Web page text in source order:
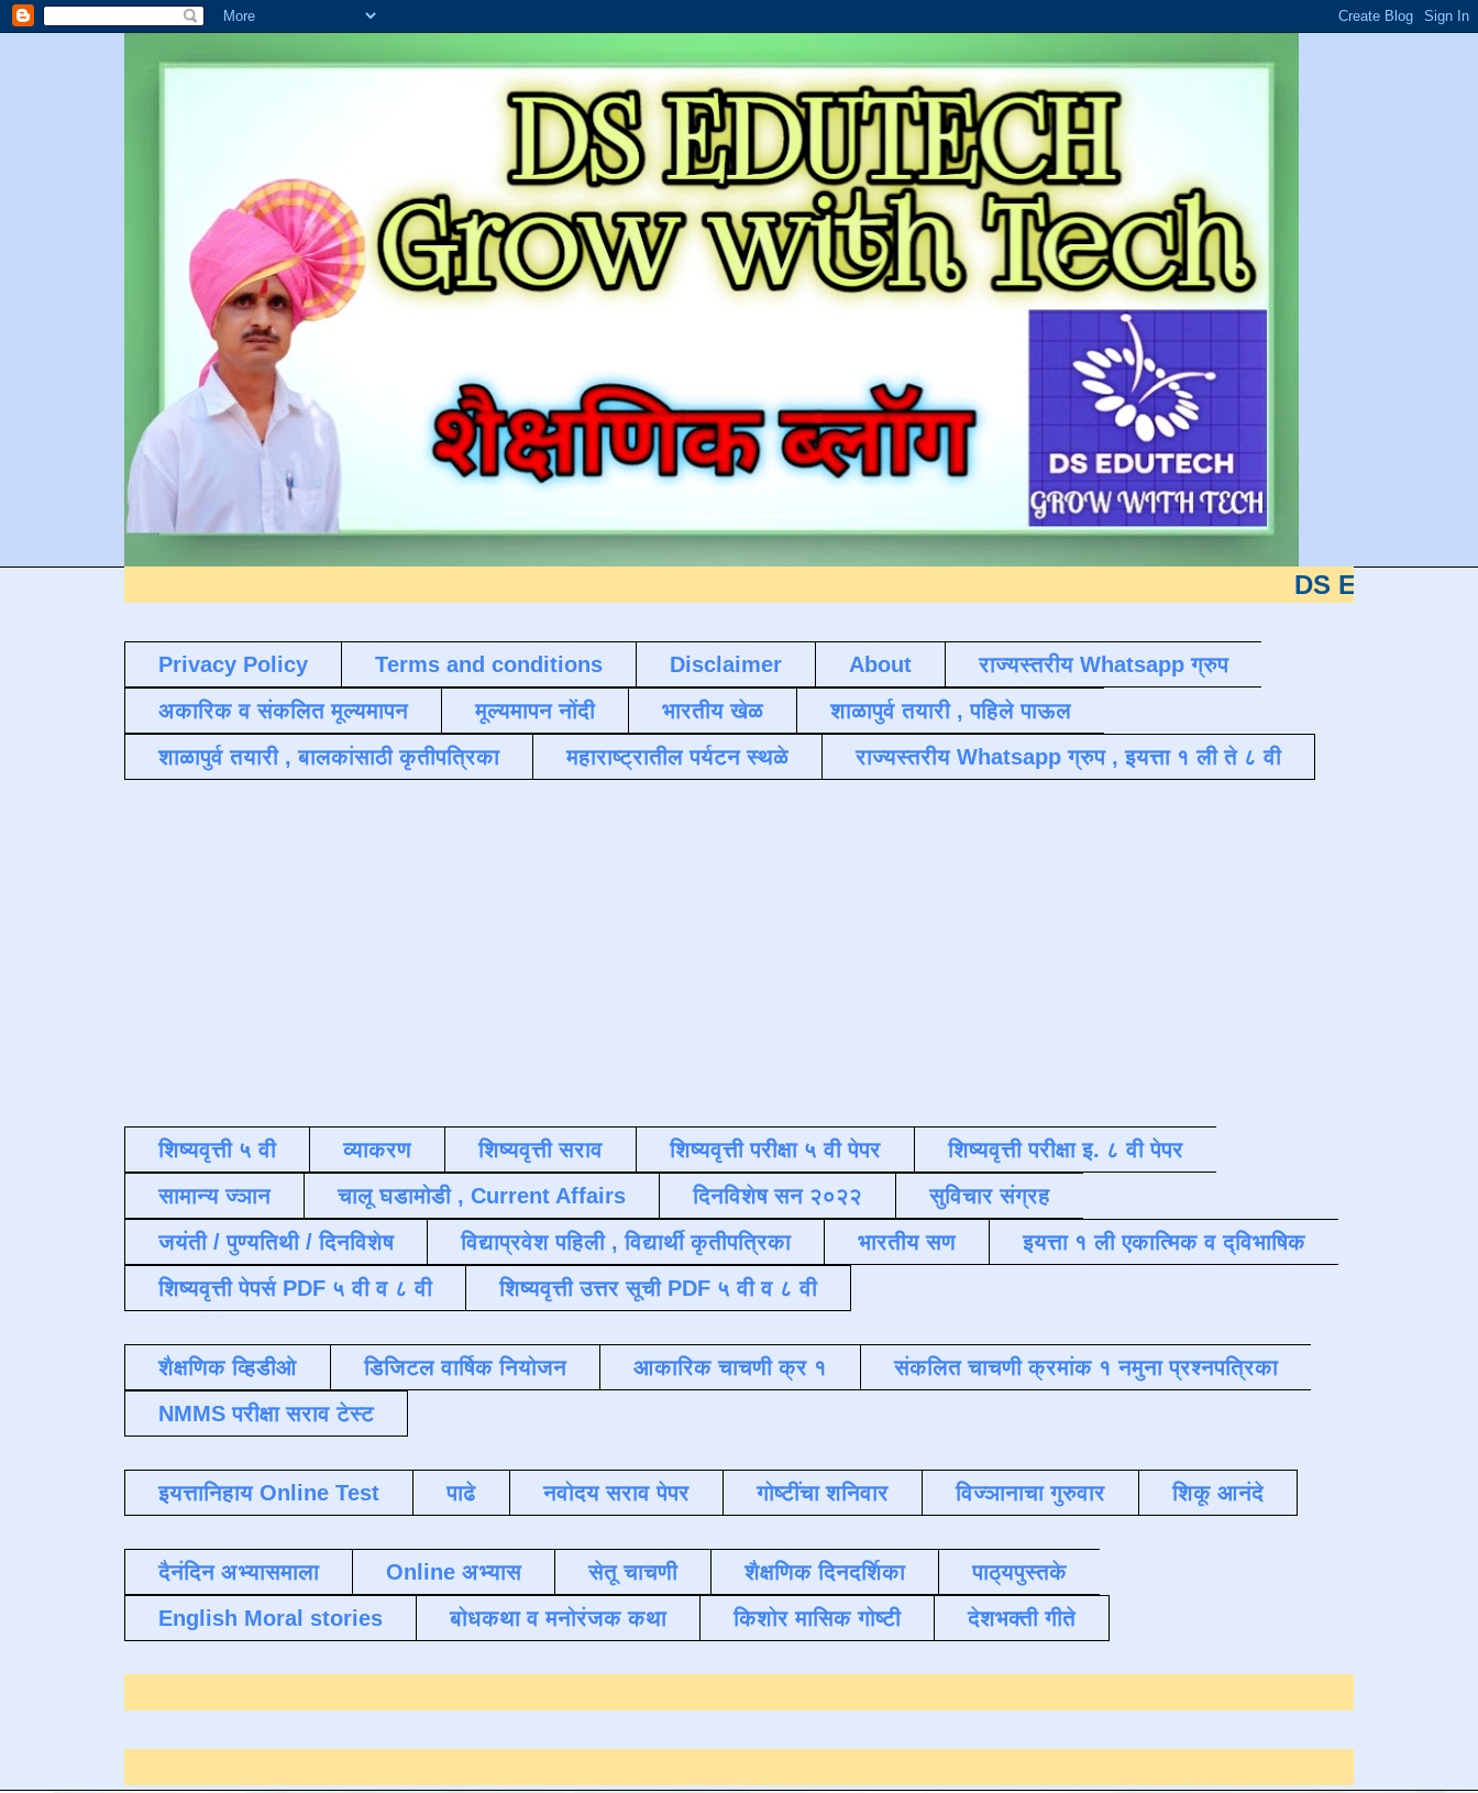
DS EDUTECH
Privacy Policy Terms and conditions Disclaimer About
राज्यस्तरीय Whatsapp ग्रुप
अकारिक व संकलित मूल्यमापन
मूल्यमापन नोंदी भारतीय खेळ
शाळापुर्व तयारी , पहिले पाऊल
शाळापुर्व तयारी , बालकांसाठी कृतीपत्रिका
महाराष्ट्रातील पर्यटन स्थळे राज्यस्तरीय Whatsapp ग्रुप , इयत्ता १ ली ते ८ वी
शिष्यवृत्ती ५ वी व्याकरण शिष्यवृत्ती सराव शिष्यवृत्ती परीक्षा ५ वी पेपर
शिष्यवृत्ती परीक्षा इ. ८ वी पेपर
सामान्य ज्ञान
चालू घडामोडी , Current Affairs दिनविशेष सन २०२२
सुविचार संग्रह
जयंती / पुण्यतिथी / दिनविशेष
विद्याप्रवेश पहिली , विद्यार्थी कृतीपत्रिका भारतीय सण
इयत्ता १ ली एकात्मिक व द्विभाषिक
शिष्यवृत्ती पेपर्स PDF ५ वी व ८ वी
शिष्यवृत्ती उत्तर सूची PDF ५ वी व ८ वी
शैक्षणिक व्हिडीओ डिजिटल वार्षिक नियोजन आकारिक चाचणी क्र १
संकलित चाचणी क्रमांक १ नमुना प्रश्नपत्रिका
NMMS परीक्षा सराव टेस्ट
इयत्तानिहाय Online Test पाढे नवोदय सराव पेपर गोष्टींचा शनिवार विज्ञानाचा गुरुवार शिकू आनंदे
दैनंदिन अभ्यासमाला Online अभ्यास सेतू चाचणी शैक्षणिक दिनदर्शिका
पाठ्यपुस्तके
English Moral stories
बोधकथा व मनोरंजक कथा किशोर मासिक गोष्टी देशभक्ती गीते